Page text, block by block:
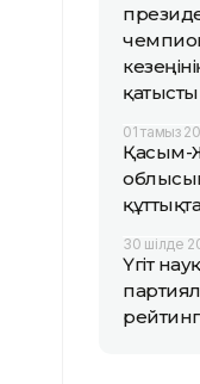
қатысты
01 тамыз
Қасым-
30 шілде
Үгіт